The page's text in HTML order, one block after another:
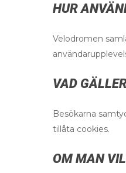
HUR
Velodromen
VAD
Besökarna
tillåta cookies.
OM MAN